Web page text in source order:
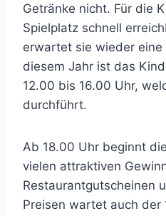
Getränke nicht. Für die
Spielplatz schnell
erwartet sie wieder
diesem Jahr ist das
12.00 bis 16.00 Uhr,
durchführt.
Ab 18.00 Uhr beginnt
vielen attraktiven
Restaurantgutscheinen
Preisen wartet auch der